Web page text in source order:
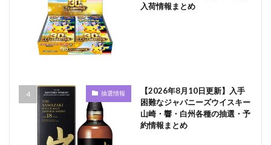
入荷情報まとめ
抽選情報
【2026年8月10日更新】入手
困難なジャパニーズウイスキー
山崎・響・白州各種の抽選・予
約情報まとめ